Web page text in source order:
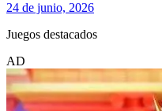
24 de junio, 2026
Juegos destacados
AD